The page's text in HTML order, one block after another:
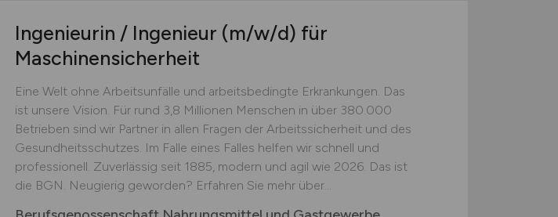
Ingenieurin / Ingenieur (m/w/d) für
Maschinensicherheit
Eine Welt ohne Arbeitsunfälle und arbeitsbedingte Erkrankungen. Das
ist unsere Vision. Für rund 3,8 Millionen Menschen in über 380.000
Betrieben sind wir Partner in allen Fragen der Arbeitssicherheit und des
Gesundheitsschutzes. Im Falle eines Falles helfen wir schnell und
professionell. Zuverlässig seit 1885, modern und agil wie 2026. Das ist
die BGN. Neugierig geworden? Erfahren Sie mehr über...